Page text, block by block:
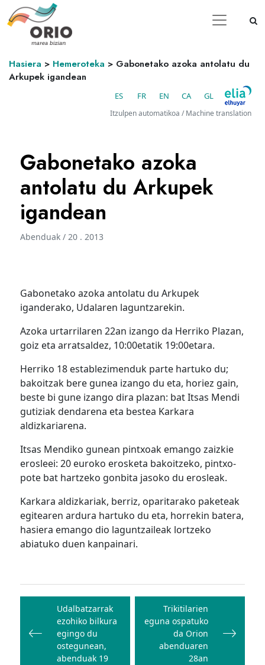
Hasiera > Hemeroteka > Gabonetako azoka antolatu du
Arkupek igandean
ES FR EN CA GL
Itzulpen automatikoa / Machine translation
Gabonetako azoka
antolatu du Arkupek
igandean
Abenduak / 20 . 2013
Gabonetako azoka antolatu du Arkupek
iganderako, Udalaren laguntzarekin.
Azoka urtarrilaren 22an izango da Herriko Plazan,
goiz eta arratsaldez, 10:00etatik 19:00etara.
Herriko 18 establezimenduk parte hartuko du;
bakoitzak bere gunea izango du eta, horiez gain,
beste bi gune izango dira plazan: bat Itsas Mendi
gutiziak dendarena eta bestea Karkara
aldizkariarena.
Itsas Mendiko gunean pintxoak emango zaizkie
erosleei: 20 euroko erosketa bakoitzeko, pintxo-
pote bat hartzeko gonbita jasoko du erosleak.
Karkara aldizkariak, berriz, oparitarako paketeak
egitearen ardura hartuko du eta, horrekin batera,
hasiera emango dio laguntzaileak lortzeko
abiatuko duen kanpainari.
Bidalketetan
zehar
nabigatu
Udalbatzarrak
ezohiko bilkura
egingo du
ostegunean,
abenduak 19
Trikitilarien
eguna ospatuko
da Orion
abenduaren
28an